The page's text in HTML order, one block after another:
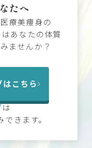
たへ
療美痩身の
あなたの体質
ませんか？
はこちら
は
きます。